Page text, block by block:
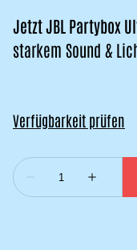
Jetzt JBL Partybox
starkem Sound &